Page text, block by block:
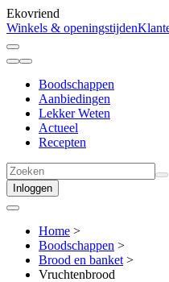
Ekovriend
Winkels & openingstijden
Boodschappen
Aanbiedingen
Lekker Weten
Actueel
Recepten
Inloggen
Home >
Boodschappen >
Brood en banket >
Vruchtenbrood